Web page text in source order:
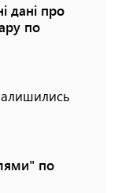
дані про
по
по